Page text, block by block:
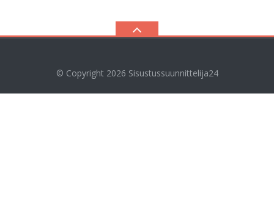
© Copyright 2026 Sisustussuunnittelija24